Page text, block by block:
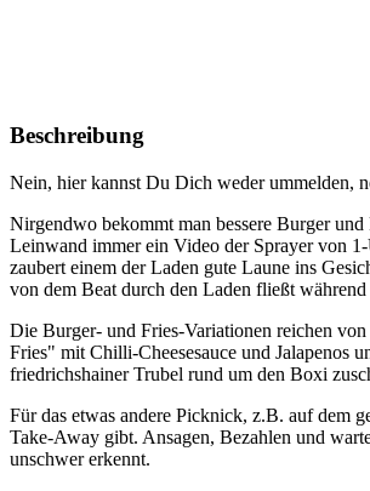
Beschreibung
Nein, hier kannst Du Dich weder ummelden,
Nirgendwo bekommt man bessere Burger
Leinwand immer ein Video der Sprayer von
zaubert einem der Laden gute Laune ins
von dem Beat durch den Laden fließt
Die Burger- und Fries-Variationen reichen
Fries" mit Chilli-Cheesesauce und Jalapenos
friedrichshainer Trubel rund um den Boxi
Für das etwas andere Picknick, z.B. auf dem
Take-Away gibt. Ansagen, Bezahlen und
unschwer erkennt.